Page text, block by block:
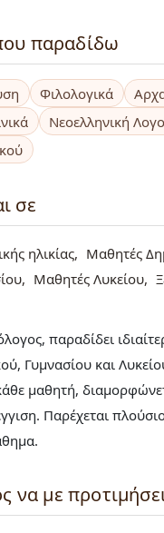
παραδίδω
Φιλολογικά
Νεοελληνική
σε
ηλικίας
Μαθητές
Μαθητές Λυκείου
παραδίδει
Γυμνασίου και
μαθητή,
Παρέχεται
να με